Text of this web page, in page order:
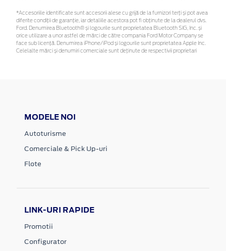
*Accesoriile identificate sunt accesorii alese cu grijă de la furnizori terți și pot avea
diferite condiții de garanție, iar detaliile acestora pot fi obținute de la dealerul dvs.
Ford. Denumirea Bluetooth® și logourile sunt proprietatea Bluetooth SIG, Inc. și
orice utilizare a unor astfel de mărci de către compania Ford Motor Company se
face sub licență. Denumirea iPhone/iPod și logourile sunt proprietatea Apple Inc.
Celelalte mărci și denumiri comerciale sunt deținute de respectivii proprietari
MODELE NOI
Autoturisme
Comerciale & Pick Up-uri
Flote
LINK-URI RAPIDE
Promotii
Configurator